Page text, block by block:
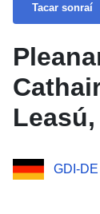
Tacar sonraí
GDI-DE